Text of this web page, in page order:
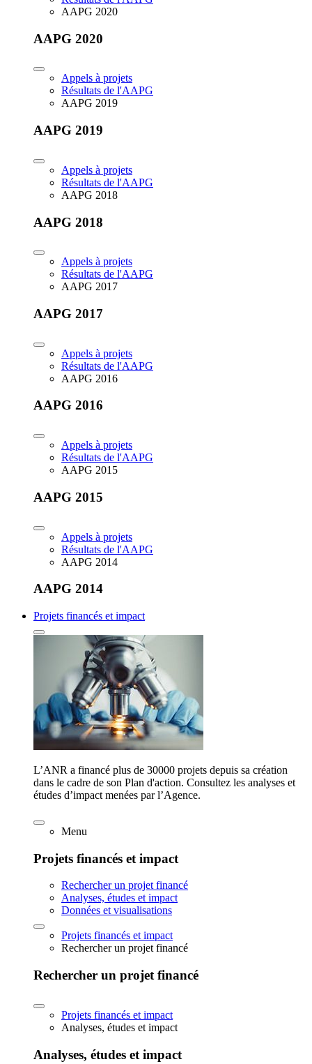
AAPG 2020
AAPG 2020
Appels à projets
Résultats de l'AAPG
AAPG 2019
AAPG 2019
Appels à projets
Résultats de l'AAPG
AAPG 2018
AAPG 2018
Appels à projets
Résultats de l'AAPG
AAPG 2017
AAPG 2017
Appels à projets
Résultats de l'AAPG
AAPG 2016
AAPG 2016
Appels à projets
Résultats de l'AAPG
AAPG 2015
AAPG 2015
Appels à projets
Résultats de l'AAPG
AAPG 2014
AAPG 2014
Projets financés et impact
L’ANR a financé plus de 30000 projets depuis sa création
dans le cadre de son Plan d'action. Consultez les analyses et
études d’impact menées par l’Agence.
Menu
Projets financés et impact
Rechercher un projet financé
Analyses, études et impact
Données et visualisations
Projets financés et impact
Rechercher un projet financé
Rechercher un projet financé
Projets financés et impact
Analyses, études et impact
Analyses, études et impact